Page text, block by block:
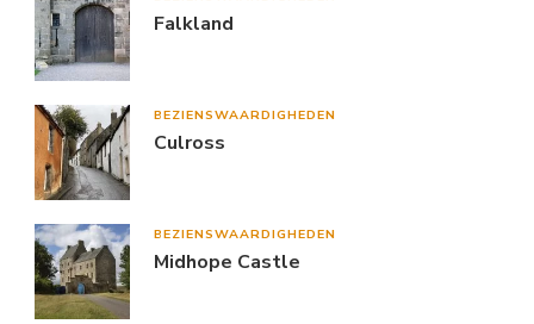
Falkland
BEZIENSWAARDIGHEDEN
Culross
BEZIENSWAARDIGHEDEN
Midhope Castle